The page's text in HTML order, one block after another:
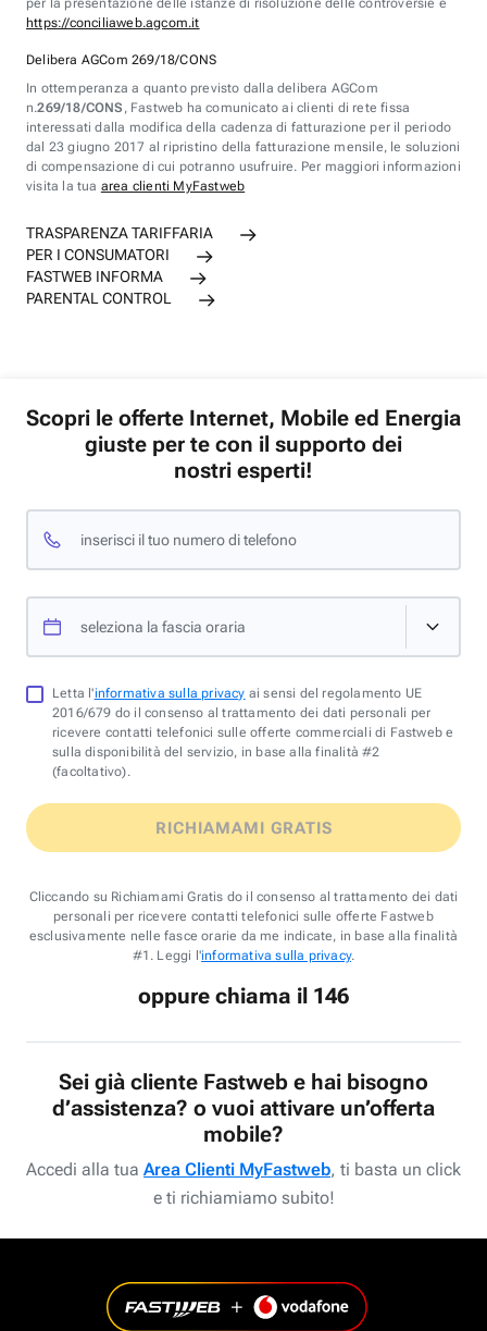
per la presentazione delle istanze di risoluzione delle controversie è
https://conciliaweb.agcom.it
Delibera AGCom 269/18/CONS
In ottemperanza a quanto previsto dalla delibera AGCom
n.269/18/CONS , Fastweb ha comunicato ai clienti di rete fissa
interessati dalla modifica della cadenza di fatturazione per il periodo
dal 23 giugno 2017 al ripristino della fatturazione mensile, le soluzioni
di compensazione di cui potranno usufruire. Per maggiori informazioni
visita la tua area clienti MyFastweb
TRASPARENZA TARIFFARIA
PER I CONSUMATORI
FASTWEB INFORMA
PARENTAL CONTROL
Scopri le offerte Internet, Mobile ed Energia
giuste per te con il supporto dei
nostri esperti!
inserisci il tuo numero di telefono
seleziona la fascia oraria
Letta l'informativa sulla privacy ai sensi del regolamento UE
2016/679 do il consenso al trattamento dei dati personali per
ricevere contatti telefonici sulle offerte commerciali di Fastweb e
sulla disponibilità del servizio, in base alla finalità #2
(facoltativo).
RICHIAMAMI GRATIS
Cliccando su Richiamami Gratis do il consenso al trattamento dei dati
personali per ricevere contatti telefonici sulle offerte Fastweb
esclusivamente nelle fasce orarie da me indicate, in base alla finalità
#1. Leggi l'informativa sulla privacy.
oppure chiama il 146
Sei già cliente Fastweb e hai bisogno
d’assistenza? o vuoi attivare un’offerta
mobile?
Accedi alla tua Area Clienti MyFastweb, ti basta un click
e ti richiamiamo subito!